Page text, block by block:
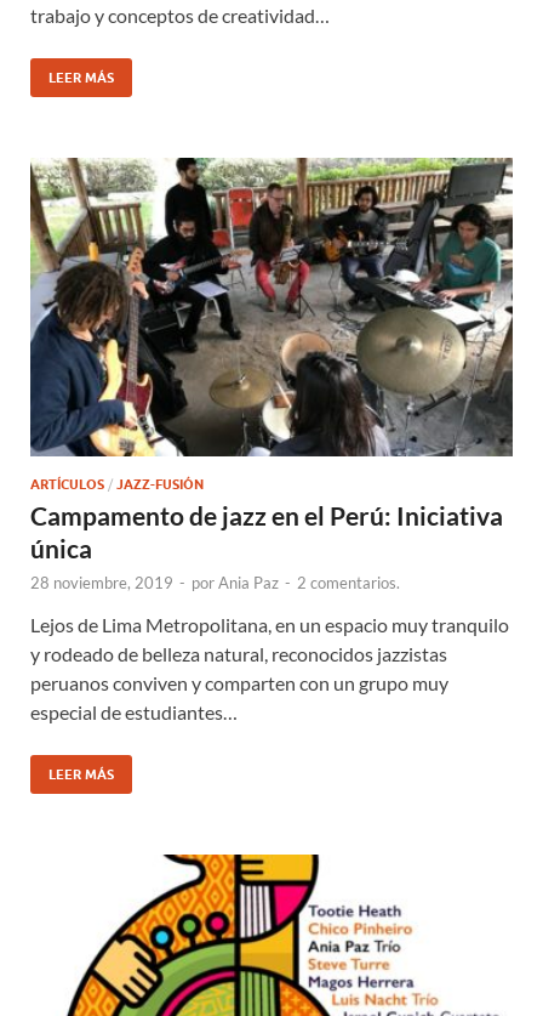
trabajo y conceptos de creatividad…
LEER MÁS
ARTÍCULOS / JAZZ-FUSIÓN
Campamento de jazz en el Perú: Iniciativa
única
28 noviembre, 2019 - porAnia Paz - 2 comentarios.
Lejos de Lima Metropolitana, en un espacio muy tranquilo
y rodeado de belleza natural, reconocidos jazzistas
peruanos conviven y comparten con un grupo muy
especial de estudiantes…
LEER MÁS